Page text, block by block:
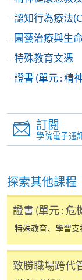
報讀新課
凡以「先
SF26報名
[下載報名
表可向報
表格後，
往報名中
報讀同一
認知行為療法
園藝治療與生
特殊教育文憑
證書 (單元 : 精
訂閱
學院電子通
探索其他課程
證書 (單元 : 危
特殊教育、學習
致勝職場跨代